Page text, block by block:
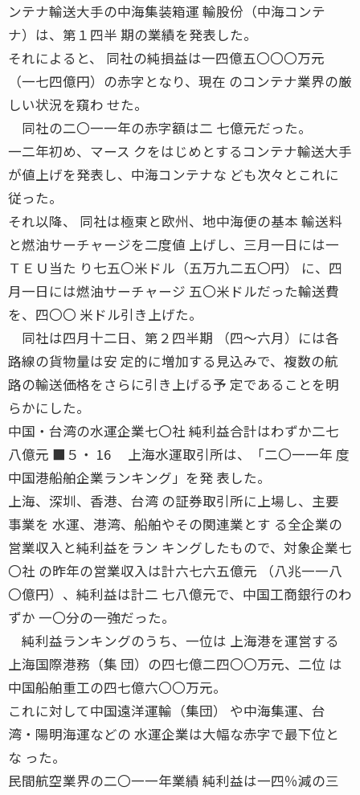
ンテナ輸送大手の中海集装箱運 輸股份（中海コンテ
ナ）は、第１四半 期の業績を発表した。
それによると、 同社の純損益は一四億五〇〇〇万元
（一七四億円）の赤字となり、現在 のコンテナ業界の厳
しい状況を窺わ せた。
同社の二〇一一年の赤字額は二 七億元だった。
一二年初め、マース クをはじめとするコンテナ輸送大手
が値上げを発表し、中海コンテナな ども次々とこれに
従った。
それ以降、 同社は極東と欧州、地中海便の基本 輸送料
と燃油サーチャージを二度値 上げし、三月一日には一
ＴＥＵ当た り七五〇米ドル（五万九二五〇円） に、四
月一日には燃油サーチャージ 五〇米ドルだった輸送費
を、四〇〇 米ドル引き上げた。
同社は四月十二日、第２四半期 （四〜六月）には各
路線の貨物量は安 定的に増加する見込みで、複数の航
路の輸送価格をさらに引き上げる予 定であることを明
らかにした。
中国・台湾の水運企業七〇社 純利益合計はわずか二七
八億元 ■５・ 16 上海水運取引所は、「二〇一一年 度
中国港船舶企業ランキング」を発 表した。
上海、深圳、香港、台湾 の証券取引所に上場し、主要
事業を 水運、港湾、船舶やその関連業とす る全企業の
営業収入と純利益をラン キングしたもので、対象企業七
〇社 の昨年の営業収入は計六七六五億元 （八兆一一八
〇億円）、純利益は計二 七八億元で、中国工商銀行のわ
ずか 一〇分の一強だった。
純利益ランキングのうち、一位は 上海港を運営する
上海国際港務（集 団）の四七億二四〇〇万元、二位 は
中国船舶重工の四七億六〇〇万元。
これに対して中国遠洋運輸（集団） や中海集運、台
湾・陽明海運などの 水運企業は大幅な赤字で最下位と
な った。
民間航空業界の二〇一一年業績 純利益は一四％減の三